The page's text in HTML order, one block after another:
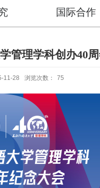
国际合作
管理学科创办40
11-28 浏览次数： 75